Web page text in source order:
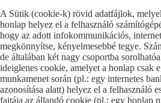
A Sütik (cookie-k) rövid adatfájlok,
honlap helyez el a felhasználó
hogy az adott infokommunikációs,
megkönnyítse, kényelmesebbé tegye.
de általában két nagy csoportba
ideiglenes cookie, amelyet a honlap csak
munkamenet során (pl.: egy internetes
azonosítása alatt) helyez el a felhasználó
fajtája az állandó cookie (pl.: egy honlap